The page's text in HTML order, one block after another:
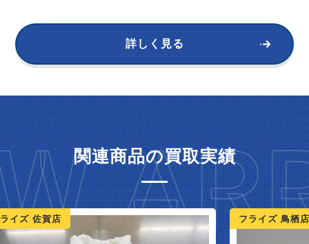
詳しく見る
関連商品の買取実績
イズ 佐賀店 フライズ 鳥栖店